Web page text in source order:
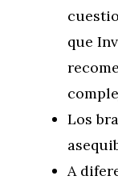
que
Los
A